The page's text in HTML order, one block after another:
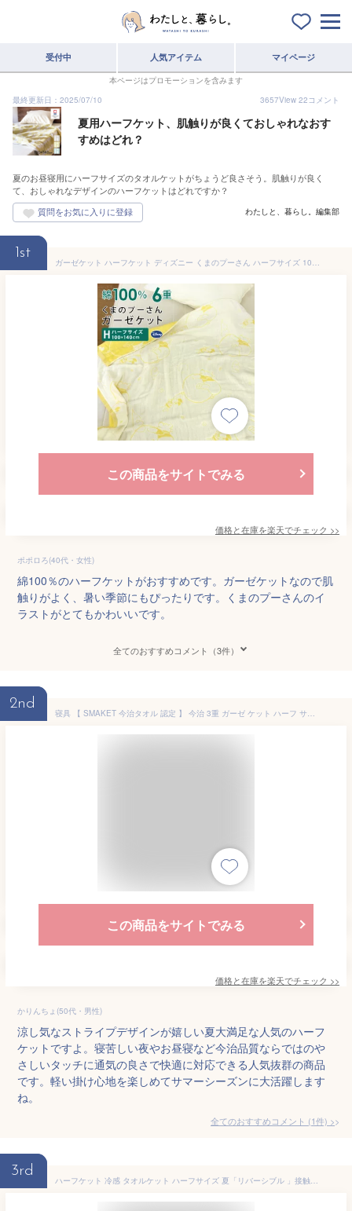
受付中 人気アイテム マイページ
本ページはプロモーションを含みます
最終更新日：2025/07/10
3657View 22コメント
夏用ハーフケット、肌触りが良くておしゃれなおす
すめはどれ？
夏のお昼寝用にハーフサイズのタオルケットがちょうど良さそう。肌触りが良く
て、おしゃれなデザインのハーフケットはどれですか？
わたしと、暮らし。編集部
1st
ガーゼケット ハーフケット ディズニー くまのプーさん ハーフサイズ 100×140cm 綿100％ 6重ガーゼ ジュニアケット 夏掛け 肌掛け 涼感 吸水 通気性 洗える タオルケット 寝具 布団 掛け布団 コットン オールシーズン 北欧 ナチュラル 夏用 新生活 昭和西川 【送料無料】
この商品をサイトでみる
価格と在庫を楽天でチェック >>
ポポロろ(40代・女性)
綿100％のハーフケットがおすすめです。ガーゼケットなので肌
触りがよく、暑い季節にもぴったりです。くまのプーさんのイ
ラストがとてもかわいいです。
全てのおすすめコメント（3件）
2nd
寝具 【 SMAKET 今治タオル 認定 】 今治 3重 ガーゼ ケット ハーフ サイズ ( グリーン ) 約89×140cm 軽い 柔らかな肌触り ひざ掛け 日本製 ガーゼ 綿100% ハーフケット 吸水 速乾 ギフト プレゼント タオルケット ベビー 赤ちゃん おしゃれ 出産祝い かわいい
この商品をサイトでみる
価格と在庫を楽天でチェック >>
かりんちょ(50代・男性)
涼し気なストライプデザインが嬉しい夏大満足な人気のハーフ
ケットですよ。寝苦しい夜やお昼寝など今治品質ならではのや
さしいタッチに通気の良さで快適に対応できる人気抜群の商品
です。軽い掛け心地を楽しめてサマーシーズンに大活躍します
ね。
全てのおすすめコメント (1件) >
3rd
ハーフケット 冷感 タオルケット ハーフサイズ 夏「リバーシブル 」接触冷感＆ワッフル地 100×140cm たおるけっと ハーフ Q-MAX0.42 ひんやり サラサラ 吸湿 速乾 抗菌 防臭 防ダニ 通気 お昼寝ケット クールケット ひんやりタオルケット ブルー